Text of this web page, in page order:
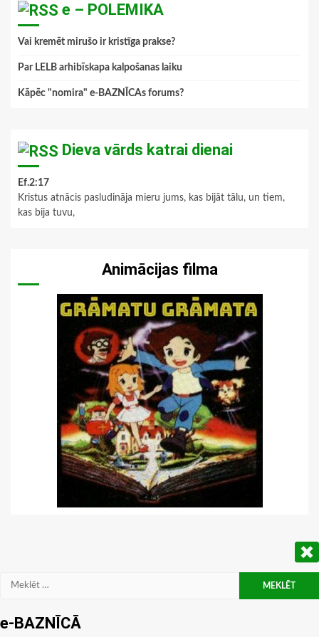
e – POLEMIKA
Vai kremēt mirušo ir kristīga prakse?
Par LELB arhibīskapa kalpošanas laiku
Kāpēc "nomira" e-BAZNĪCAs forums?
Dieva vārds katrai dienai
Ef.2:17
Kristus atnācis pasludināja mieru jums, kas bijāt tālu, un tiem,
kas bija tuvu,
Animācijas filma
Meklēt:
e-BAZNĪCĀ